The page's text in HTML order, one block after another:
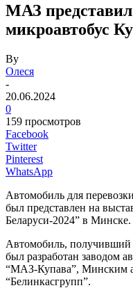
МАЗ
микроавтобус
By
Олеся
-
20.06.2024
0
159 просмотров
Facebook
Twitter
Pinterest
WhatsApp
Автомобиль для
был представлен на
Беларуси-2024” в Минске.
Автомобиль, получивший
был разработан заводом
“МАЗ-Купава”, Минским
“Белинкасгрупп”.